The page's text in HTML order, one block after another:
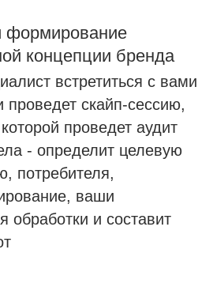
формирование
концепции бренда
встретиться с вами
проведет скайп-сессию,
проведет аудит
- определит целевую
потребителя,
ваши
обработки и составит